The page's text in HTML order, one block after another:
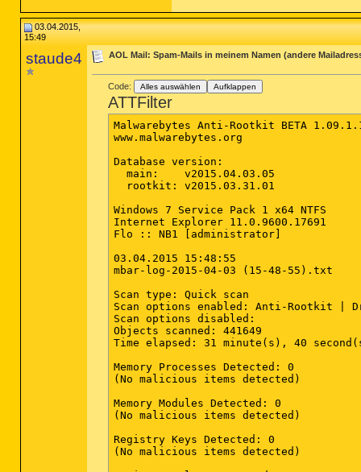
03.04.2015,
15:49
staude4 AOL Mail: Spam-Mails in meinem Namen (andere
Code: Alles auswählen Aufklappen
ATTFilter
Malwarebytes Anti-Rootkit BETA
www.malwarebytes.org
Database version:
  main:    v2015.04.03.05
  rootkit: v2015.03.31.01
Windows 7 Service Pack 1 x64 NTFS
Internet Explorer 11.0.9600.17691
Flo :: NB1 [administrator]
03.04.2015 15:48:55
mbar-log-2015-04-03 (15-48-55).txt
Scan type: Quick scan
Scan options enabled: Anti-Rootkit |
Scan options disabled:
Objects scanned: 441649
Time elapsed: 31 minute(s), 40
Memory Processes Detected: 0
(No malicious items detected)
Memory Modules Detected: 0
(No malicious items detected)
Registry Keys Detected: 0
(No malicious items detected)